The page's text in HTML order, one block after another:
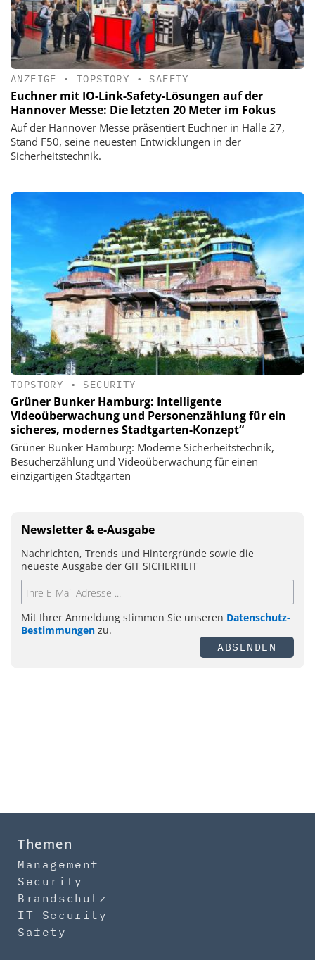
ANZEIGE •TOPSTORY • SAFETY
Euchner mit IO-Link-Safety-Lösungen auf der
Hannover Messe: Die letzten 20 Meter im Fokus
Auf der Hannover Messe präsentiert Euchner in Halle 27,
Stand F50, seine neuesten Entwicklungen in der
Sicherheitstechnik.
TOPSTORY • SECURITY
Grüner Bunker Hamburg: Intelligente
Videoüberwachung und Personenzählung für ein
sicheres, modernes Stadtgarten-Konzept“
Grüner Bunker Hamburg: Moderne Sicherheitstechnik,
Besucherzählung und Videoüberwachung für einen
einzigartigen Stadtgarten
Newsletter & e-Ausgabe
Nachrichten, Trends und Hintergründe sowie die
neueste Ausgabe der GIT SICHERHEIT
Mit Ihrer Anmeldung stimmen Sie unseren Datenschutz-
Bestimmungen zu.
ABSENDEN
Themen
Management
Security
Brandschutz
IT-Security
Safety